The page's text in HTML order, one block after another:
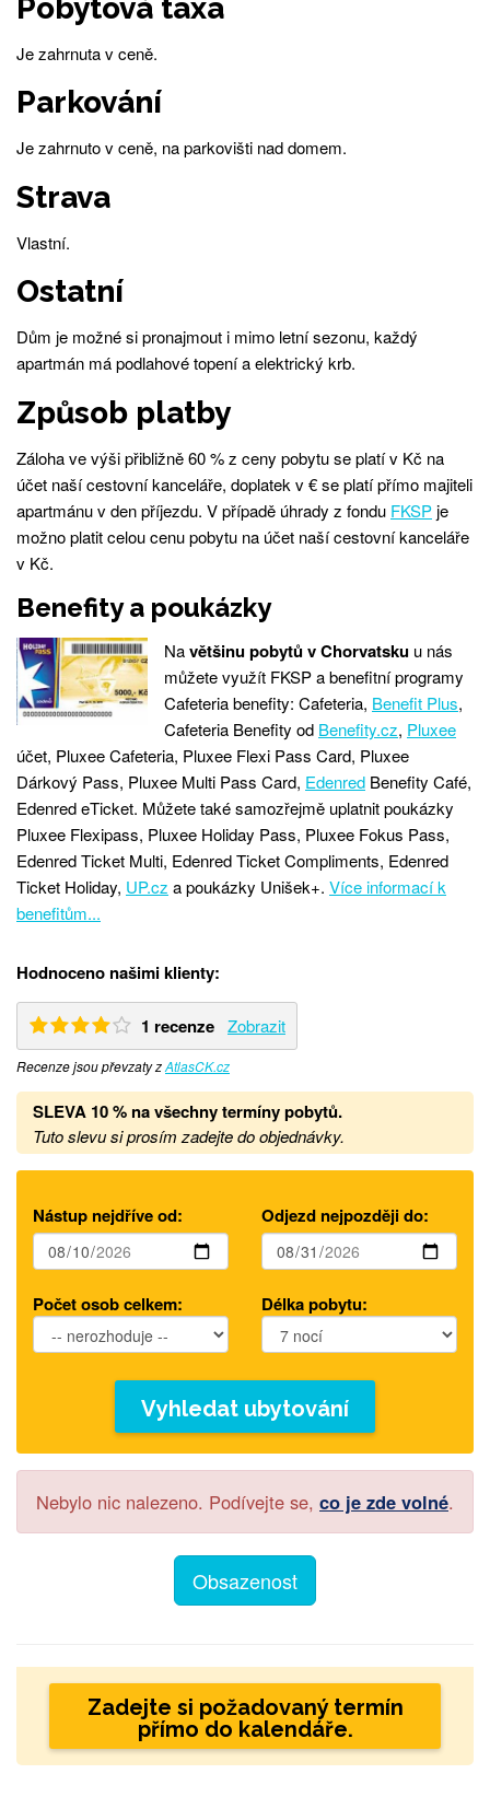
Pobytová taxa
Je zahrnuta v ceně.
Parkování
Je zahrnuto v ceně, na parkovišti nad domem.
Strava
Vlastní.
Ostatní
Dům je možné si pronajmout i mimo letní sezonu, každý
apartmán má podlahové topení a elektrický krb.
Způsob platby
Záloha ve výši přibližně 60 % z ceny pobytu se platí v Kč na
účet naší cestovní kanceláře, doplatek v € se platí přímo majiteli
apartmánu v den příjezdu. V případě úhrady z fondu FKSPje
možno platit celou cenu pobytu na účet naší cestovní kanceláře
v Kč.
Benefity a poukázky
Navětšinu pobytů v Chorvatsku u nás
můžete využít FKSP a benefitní programy
Cafeteria benefity: Cafeteria, Benefit Plus,
Cafeteria Benefity od Benefity.cz, Pluxee
účet, Pluxee Cafeteria, Pluxee Flexi Pass Card, Pluxee
Dárkový Pass, Pluxee Multi Pass Card, Edenred Benefity Café,
Edenred eTicket. Můžete také samozřejmě uplatnit poukázky
Pluxee Flexipass, Pluxee Holiday Pass, Pluxee Fokus Pass,
Edenred Ticket Multi, Edenred Ticket Compliments, Edenred
Ticket Holiday, UP.cz a poukázky Unišek+. Více informací k
benefitům...
Hodnoceno našimi klienty:
1 recenze Zobrazit
Recenze jsou převzaty zAtlasCK.cz
SLEVA 10 % na všechny termíny pobytů.
Tuto slevu si prosím zadejte do objednávky.
Nástup nejdříve od: Odjezd nejpozději do:
Počet osob celkem: Délka pobytu:
Vyhledat ubytování
Nebylo nic nalezeno. Podívejte se, co je zde volné.
Obsazenost
Zadejte si požadovaný termín
přímo do kalendáře.